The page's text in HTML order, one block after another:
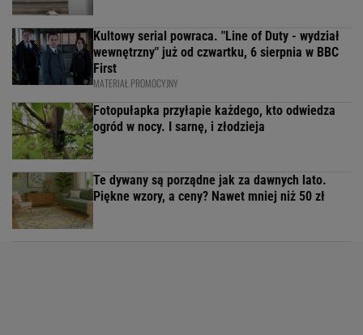
Kultowy serial powraca. "Line of Duty - wydział
wewnętrzny" już od czwartku, 6 sierpnia w BBC
First
MATERIAŁ PROMOCYJNY
Fotopułapka przyłapie każdego, kto odwiedza
ogród w nocy. I sarnę, i złodzieja
Te dywany są porządne jak za dawnych lato.
Piękne wzory, a ceny? Nawet mniej niż 50 zł